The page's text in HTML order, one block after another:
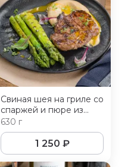
Свиная шея на гриле со
спаржей и пюре из
корня сельдерея
630 г
1 250 ₽